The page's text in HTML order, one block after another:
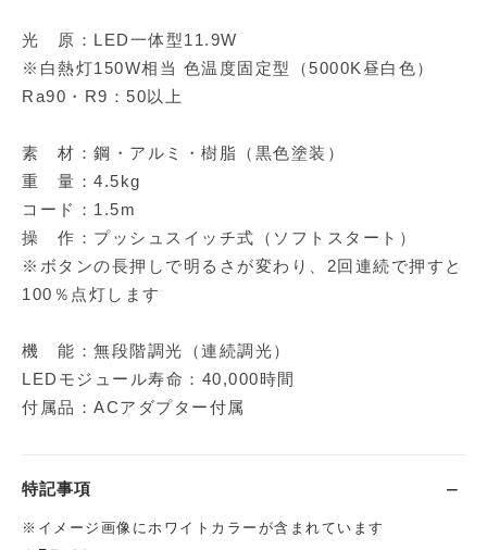
光 原：LED一体型11.9W
※白熱灯150W相当 色温度固定型（5000K昼白色）
Ra90・R9：50以上
素 材：鋼・アルミ・樹脂（黒色塗装）
重 量：4.5kg
コード：1.5m
操 作：プッシュスイッチ式（ソフトスタート）
※ボタンの長押しで明るさが変わり、2回連続で押すと
100％点灯します
機 能：無段階調光（連続調光）
LEDモジュール寿命：40,000時間
付属品：ACアダプター付属
特記事項
※イメージ画像にホワイトカラーが含まれています